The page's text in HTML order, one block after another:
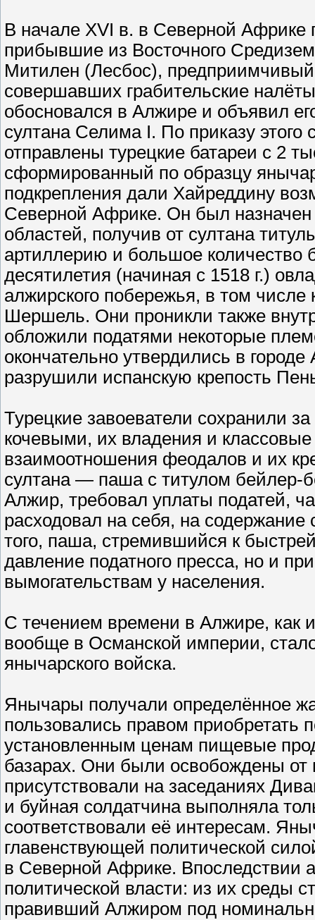
В начале XVI в. в Северной Африке
прибывшие из Восточного
Митилен (Лесбос), предприимчивый
совершавших грабительские
обосновался в Алжире и объявил
султана Селима I. По приказу
отправлены турецкие батареи с 2
сформированный по образцу
подкрепления дали Хайреддину
Северной Африке. Он был назначен
областей, получив от султана
артиллерию и большое количество
десятилетия (начиная с 1518 г.)
алжирского побережья, в том
Шершель. Они проникли также
обложили податями некоторые
окончательно утвердились в
разрушили испанскую крепость
Турецкие завоеватели сохранили
кочевыми, их владения и
взаимоотношения феодалов и их
султана — паша с титулом бейлер-
Алжир, требовал уплаты податей,
расходовал на себя, на
того, паша, стремившийся к
давление податного пресса, но и
вымогательствам у населения.
С течением времени в Алжире, как
вообще в Османской империи,
янычарского войска.
Янычары получали определённое
пользовались правом приобретать
установленным ценам пищевые
базарах. Они были освобождены от
присутствовали на заседаниях
и буйная солдатчина выполняла
соответствовали её интересам.
главенствующей политической
в Северной Африке. Впоследствии
политической власти: из их среды
правивший Алжиром под